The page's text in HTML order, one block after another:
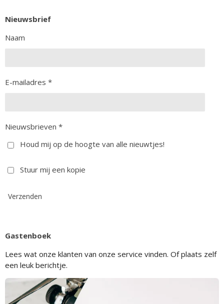
Nieuwsbrief
Naam
E-mailadres *
Nieuwsbrieven *
Houd mij op de hoogte van alle nieuwtjes!
Stuur mij een kopie
Verzenden
Gastenboek
Lees wat onze klanten van onze service vinden. Of plaats zelf
een leuk berichtje.